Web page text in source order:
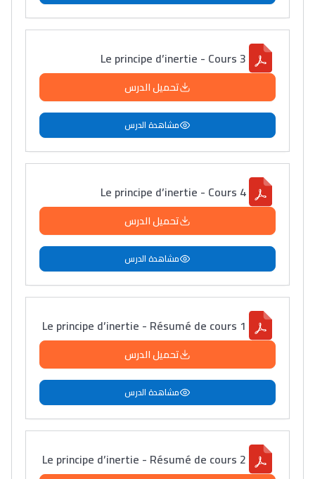
Le principe d’inertie - Cours 3
تحميل الدرس
مشاهدة الدرس
Le principe d’inertie - Cours 4
تحميل الدرس
مشاهدة الدرس
Le principe d’inertie - Résumé de cours 1
تحميل الدرس
مشاهدة الدرس
Le principe d’inertie - Résumé de cours 2